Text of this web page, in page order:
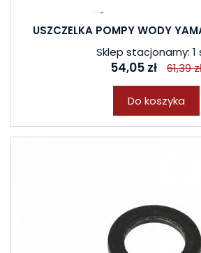
USZCZELKA POMPY WODY
Sklep stacjonarny: 1
54,05 zł 61,39
Do koszyka